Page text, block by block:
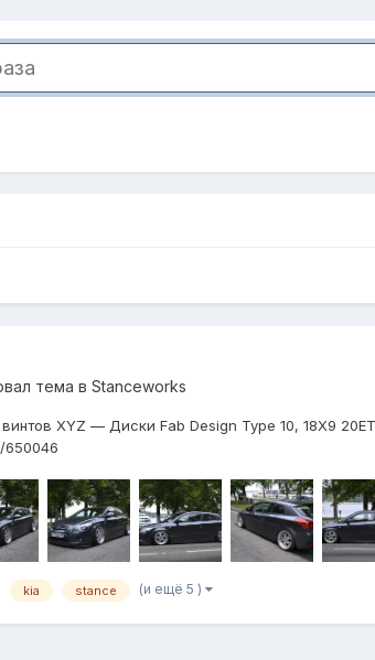
тема в Stanceworks
XYZ — Диски Fab Design Type 10, 18Х9
650046
kia stance (и ещё 5 )